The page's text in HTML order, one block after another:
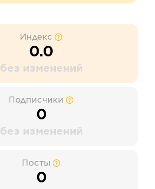
Индекс
0.0
без изменений
Подписчики
0
без изменений
Посты
0